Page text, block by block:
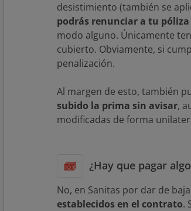
desistimiento (también se
podrás renunciar a tu póliza
modo alguno. Únicamente
cubierto. Obviamente, si
penalización.
Al margen de esto, también
subido la prima sin avisar,
modificadas de forma
¿Hay que pagar
No, en Sanitas por dar de
establecidos en el contrato.